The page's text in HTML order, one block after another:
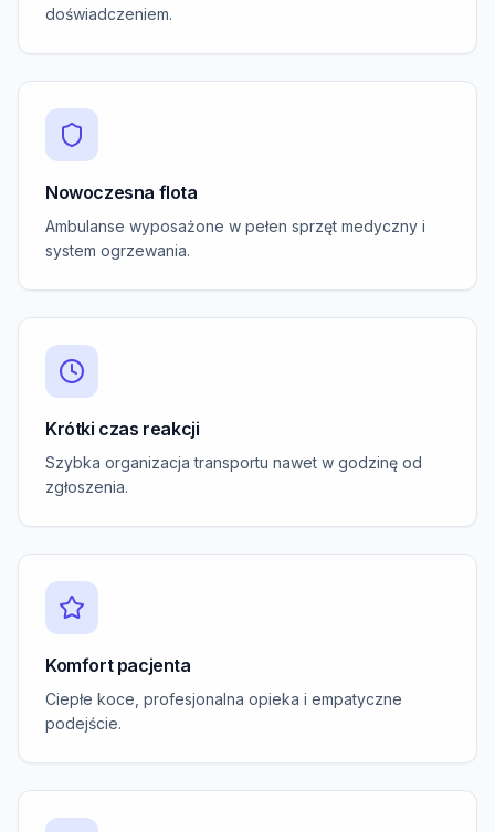
doświadczeniem.
Nowoczesna flota
Ambulanse wyposażone w pełen sprzęt medyczny i
system ogrzewania.
Krótki czas reakcji
Szybka organizacja transportu nawet w godzinę od
zgłoszenia.
Komfort pacjenta
Ciepłe koce, profesjonalna opieka i empatyczne
podejście.